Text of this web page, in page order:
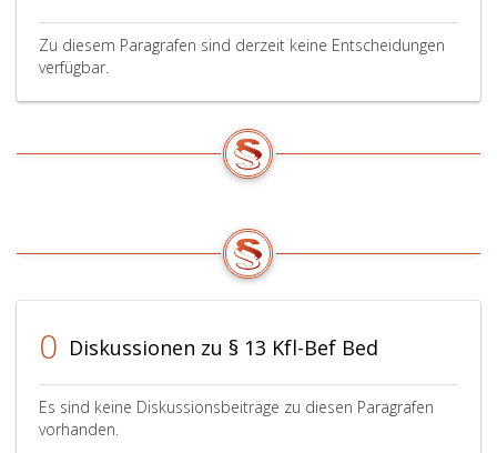
Zu diesem Paragrafen sind derzeit keine Entscheidungen
verfügbar.
0 Diskussionen zu § 13 Kfl-Bef Bed
Es sind keine Diskussionsbeiträge zu diesen Paragrafen
vorhanden.